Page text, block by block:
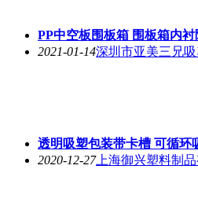
PP中空板围板箱 围板箱内
2021-01-14深圳市亚美三兄吸
透明吸塑包装带卡槽 可循环
2020-12-27上海御兴塑料制品